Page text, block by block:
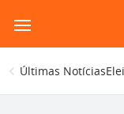
para
o
conteúdo
Últimas Notícias